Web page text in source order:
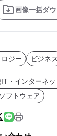
画像一括ダ
ジー ビジネス
・インターネッ
フトウェア